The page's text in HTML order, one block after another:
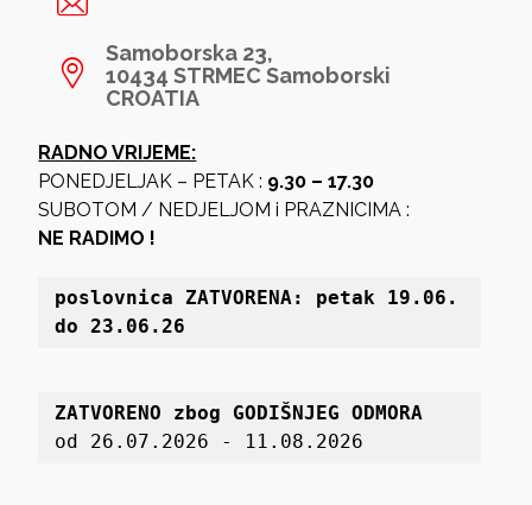
Samoborska 23,
10434 STRMEC Samoborski
CROATIA
RADNO VRIJEME:
PONEDJELJAK – PETAK : 9.30 – 17.30
SUBOTOM / NEDJELJOM i PRAZNICIMA :
NE RADIMO !
poslovnica ZATVORENA: petak 19 .06.
do 23.06.26
ZATVORENO zbog GODIŠNJEG ODMORA
od 26.07.2026 - 11.08.2026